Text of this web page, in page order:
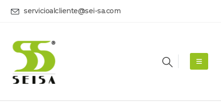
servicioalcliente@sei-sa.com